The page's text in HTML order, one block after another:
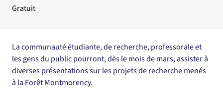
Gratuit
La communauté étudiante, de recherche, professorale et
les gens du public pourront, dès le mois de mars, assister à
diverses présentations sur les projets de recherche menés
à la Forêt Montmorency.